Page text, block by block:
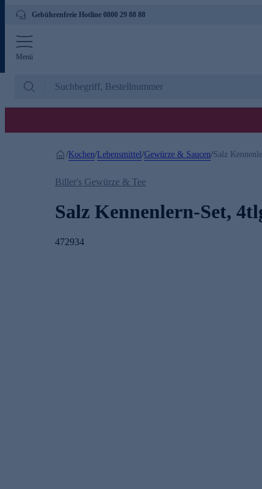
Gebührenfreie Hotline 0800 29 88 88
Menü
/Kochen/Lebensmittel/Gewürze & Saucen/Salz
Biller's Gewürze & Tee
Salz Kennenlern-Set,
472934